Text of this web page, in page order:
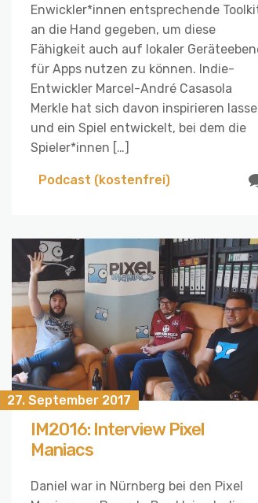
Enwickler*innen entsprechende
an die Hand gegeben, um diese
Fähigkeit auch auf lokaler
für Apps nutzen zu können. Indie-
Entwickler Marcel-André Casasola
Merkle hat sich davon inspirieren
und ein Spiel entwickelt, bei dem die
Spieler*innen […]
Podcast (kostenfrei)
27. September 2017
IM2016: Interview Pixel
Maniacs
Daniel war in Nürnberg bei den Pixel